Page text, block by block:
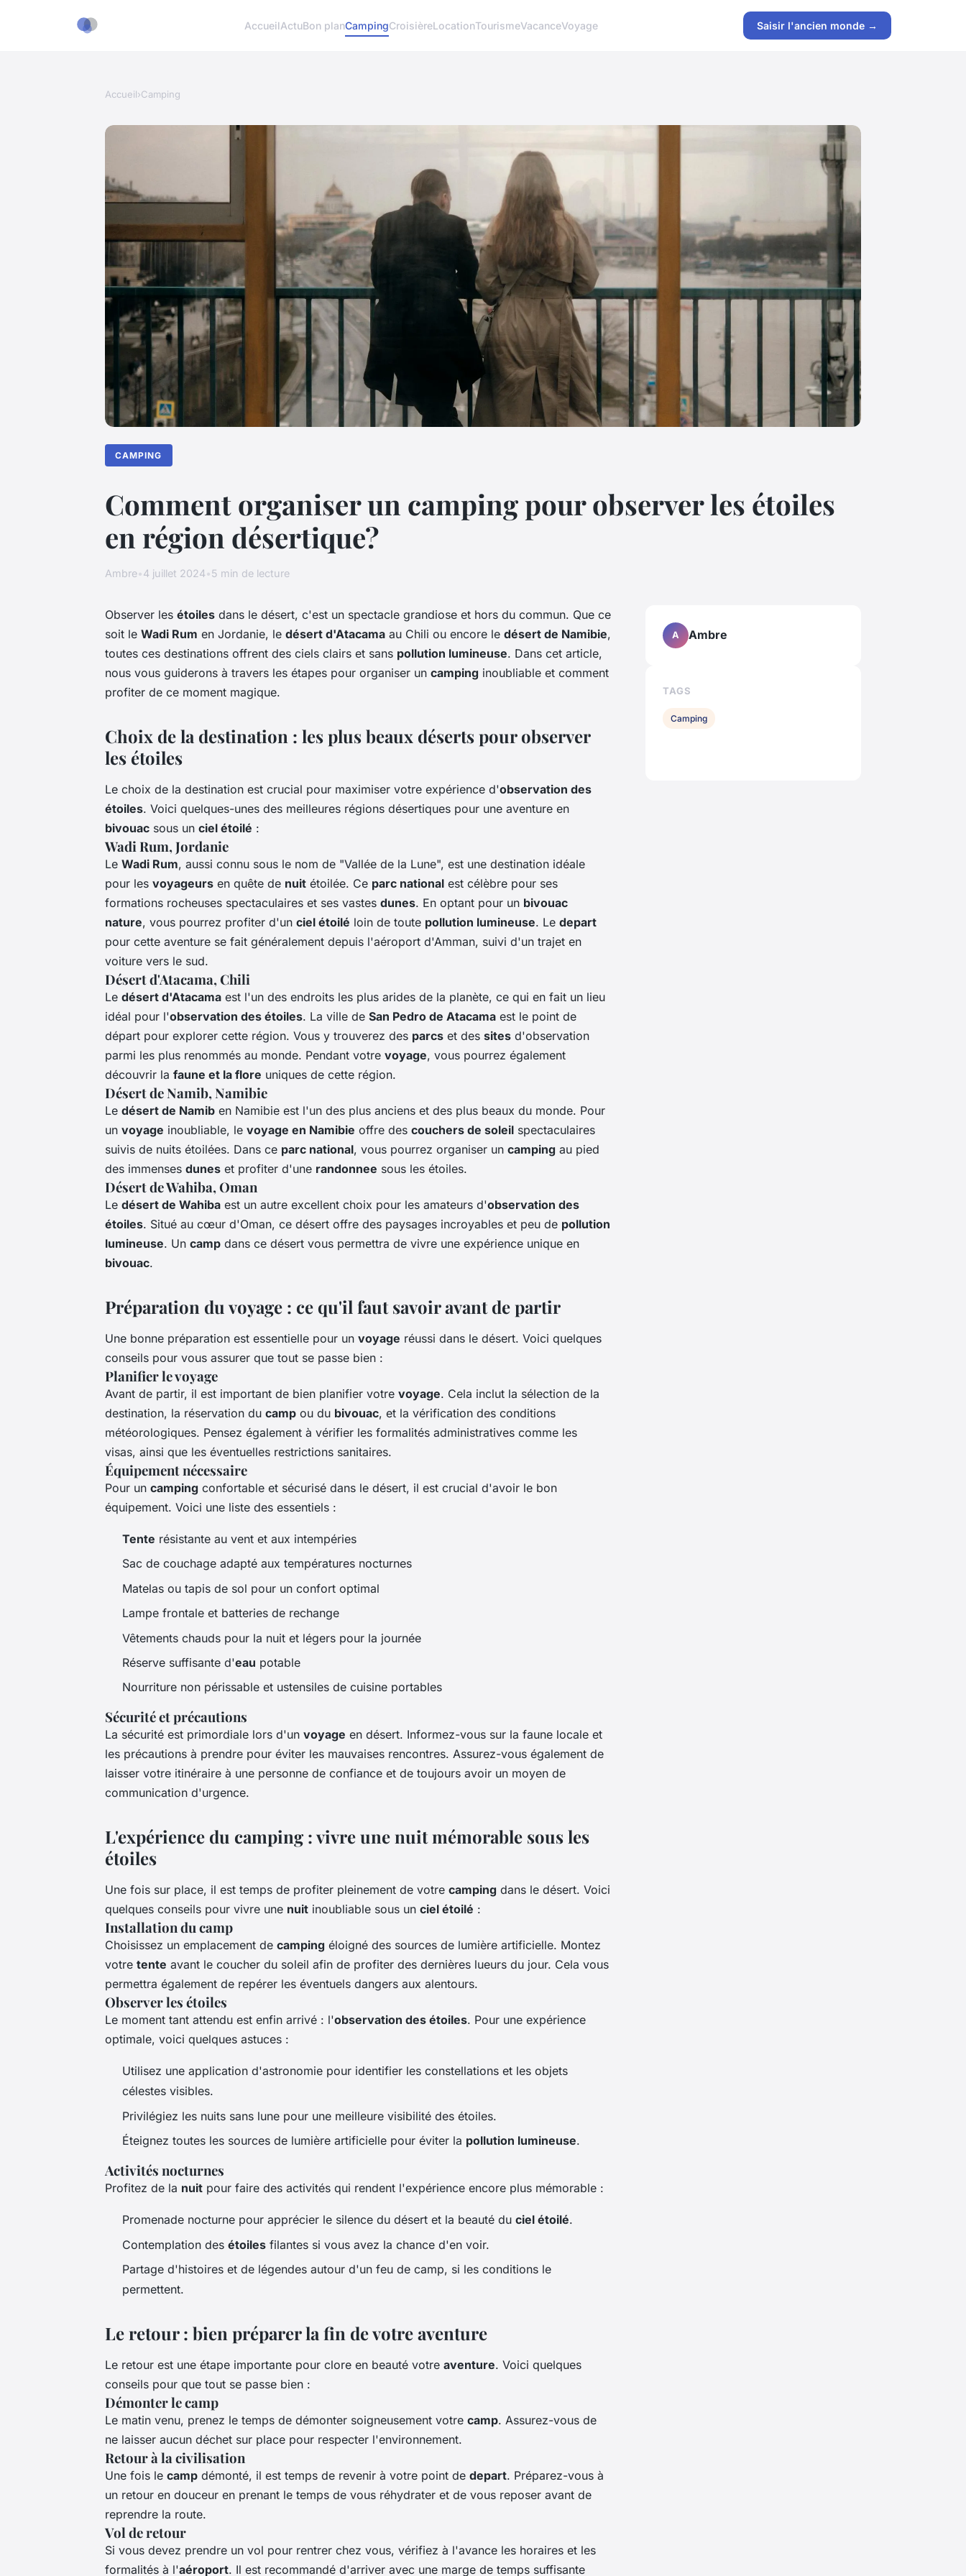
AccueilActuBon planCampingCroisièreLocationTourismeVacanceVoyage Saisir l'ancien monde →
Accueil›Camping
CAMPING
Comment organiser un camping pour observer les étoiles
en région désertique?
Ambre•4 juillet 2024•5 min de lecture
Observer les étoiles dans le désert, c'est un spectacle grandiose et hors du commun. Que ce
soit le Wadi Rum en Jordanie, le désert d'Atacama au Chili ou encore le désert de Namibie,
toutes ces destinations offrent des ciels clairs et sans pollution lumineuse. Dans cet article,
nous vous guiderons à travers les étapes pour organiser un camping inoubliable et comment
profiter de ce moment magique.
Choix de la destination : les plus beaux déserts pour observer
les étoiles
Le choix de la destination est crucial pour maximiser votre expérience d'observation des
étoiles. Voici quelques-unes des meilleures régions désertiques pour une aventure en
bivouac sous un ciel étoilé :
Wadi Rum, Jordanie
Le Wadi Rum, aussi connu sous le nom de "Vallée de la Lune", est une destination idéale
pour les voyageurs en quête de nuit étoilée. Ce parc national est célèbre pour ses
formations rocheuses spectaculaires et ses vastes dunes. En optant pour un bivouac
nature, vous pourrez profiter d'un ciel étoilé loin de toute pollution lumineuse. Le depart
pour cette aventure se fait généralement depuis l'aéroport d'Amman, suivi d'un trajet en
voiture vers le sud.
Désert d'Atacama, Chili
Le désert d'Atacama est l'un des endroits les plus arides de la planète, ce qui en fait un lieu
idéal pour l'observation des étoiles. La ville de San Pedro de Atacama est le point de
départ pour explorer cette région. Vous y trouverez des parcs et des sites d'observation
parmi les plus renommés au monde. Pendant votre voyage, vous pourrez également
découvrir la faune et la flore uniques de cette région.
Désert de Namib, Namibie
Le désert de Namib en Namibie est l'un des plus anciens et des plus beaux du monde. Pour
un voyage inoubliable, le voyage en Namibie offre des couchers de soleil spectaculaires
suivis de nuits étoilées. Dans ce parc national, vous pourrez organiser un camping au pied
des immenses dunes et profiter d'une randonnee sous les étoiles.
Désert de Wahiba, Oman
Le désert de Wahiba est un autre excellent choix pour les amateurs d'observation des
étoiles. Situé au cœur d'Oman, ce désert offre des paysages incroyables et peu de pollution
lumineuse. Un camp dans ce désert vous permettra de vivre une expérience unique en
bivouac.
Préparation du voyage : ce qu'il faut savoir avant de partir
Une bonne préparation est essentielle pour un voyage réussi dans le désert. Voici quelques
conseils pour vous assurer que tout se passe bien :
Planifier le voyage
Avant de partir, il est important de bien planifier votre voyage. Cela inclut la sélection de la
destination, la réservation du camp ou du bivouac, et la vérification des conditions
météorologiques. Pensez également à vérifier les formalités administratives comme les
visas, ainsi que les éventuelles restrictions sanitaires.
Équipement nécessaire
Pour un camping confortable et sécurisé dans le désert, il est crucial d'avoir le bon
équipement. Voici une liste des essentiels :
Tente résistante au vent et aux intempéries
Sac de couchage adapté aux températures nocturnes
Matelas ou tapis de sol pour un confort optimal
Lampe frontale et batteries de rechange
Vêtements chauds pour la nuit et légers pour la journée
Réserve suffisante d'eau potable
Nourriture non périssable et ustensiles de cuisine portables
Sécurité et précautions
La sécurité est primordiale lors d'un voyage en désert. Informez-vous sur la faune locale et
les précautions à prendre pour éviter les mauvaises rencontres. Assurez-vous également de
laisser votre itinéraire à une personne de confiance et de toujours avoir un moyen de
communication d'urgence.
L'expérience du camping : vivre une nuit mémorable sous les
étoiles
Une fois sur place, il est temps de profiter pleinement de votre camping dans le désert. Voici
quelques conseils pour vivre une nuit inoubliable sous un ciel étoilé :
Installation du camp
Choisissez un emplacement de camping éloigné des sources de lumière artificielle. Montez
votre tente avant le coucher du soleil afin de profiter des dernières lueurs du jour. Cela vous
permettra également de repérer les éventuels dangers aux alentours.
Observer les étoiles
Le moment tant attendu est enfin arrivé : l'observation des étoiles. Pour une expérience
optimale, voici quelques astuces :
Utilisez une application d'astronomie pour identifier les constellations et les objets
célestes visibles.
Privilégiez les nuits sans lune pour une meilleure visibilité des étoiles.
Éteignez toutes les sources de lumière artificielle pour éviter la pollution lumineuse.
Activités nocturnes
Profitez de la nuit pour faire des activités qui rendent l'expérience encore plus mémorable :
Promenade nocturne pour apprécier le silence du désert et la beauté du ciel étoilé.
Contemplation des étoiles filantes si vous avez la chance d'en voir.
Partage d'histoires et de légendes autour d'un feu de camp, si les conditions le
permettent.
Le retour : bien préparer la fin de votre aventure
Le retour est une étape importante pour clore en beauté votre aventure. Voici quelques
conseils pour que tout se passe bien :
Démonter le camp
Le matin venu, prenez le temps de démonter soigneusement votre camp. Assurez-vous de
ne laisser aucun déchet sur place pour respecter l'environnement.
Retour à la civilisation
Une fois le camp démonté, il est temps de revenir à votre point de depart. Préparez-vous à
un retour en douceur en prenant le temps de vous réhydrater et de vous reposer avant de
reprendre la route.
Vol de retour
Si vous devez prendre un vol pour rentrer chez vous, vérifiez à l'avance les horaires et les
formalités à l'aéroport. Il est recommandé d'arriver avec une marge de temps suffisante
A Ambre
TAGS
Camping